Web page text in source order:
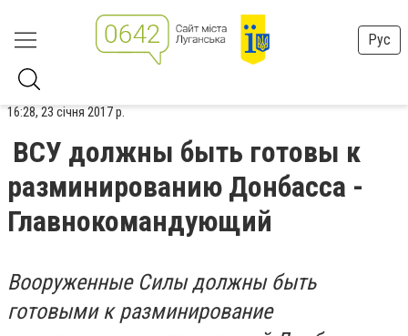
Рус
16:28, 23 січня 2017 р.
ВСУ должны быть готовы к
разминированию Донбасса -
Главнокомандующий
Вооруженные Силы должны быть
готовыми к разминирование